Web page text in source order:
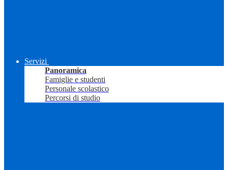
Servizi
Panoramica
Famiglie e studenti
Personale scolastico
Percorsi di studio